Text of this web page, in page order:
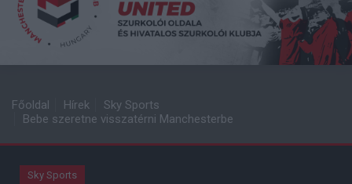
Főoldal Hírek
Sky Sports
Bebe szeretne visszatérni Manchesterbe
Sky Sports